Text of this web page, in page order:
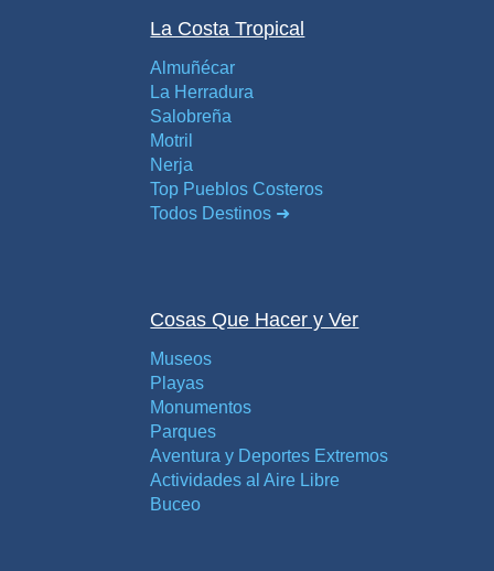
La Costa Tropical
Almuñécar
La Herradura
Salobreña
Motril
Nerja
Top Pueblos Costeros
Todos Destinos ➜
Cosas Que Hacer y Ver
Museos
Playas
Monumentos
Parques
Aventura y Deportes Extremos
Actividades al Aire Libre
Buceo